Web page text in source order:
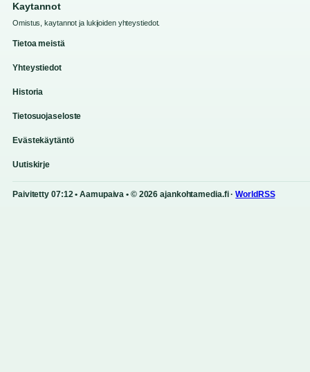
Kaytannot
Omistus, kaytannot ja lukijoiden yhteystiedot.
Tietoa meistä
Yhteystiedot
Historia
Tietosuojaseloste
Evästekäytäntö
Uutiskirje
Paivitetty 07:12 • Aamupaiva • © 2026 ajankohtamedia.fi ·WorldRSS